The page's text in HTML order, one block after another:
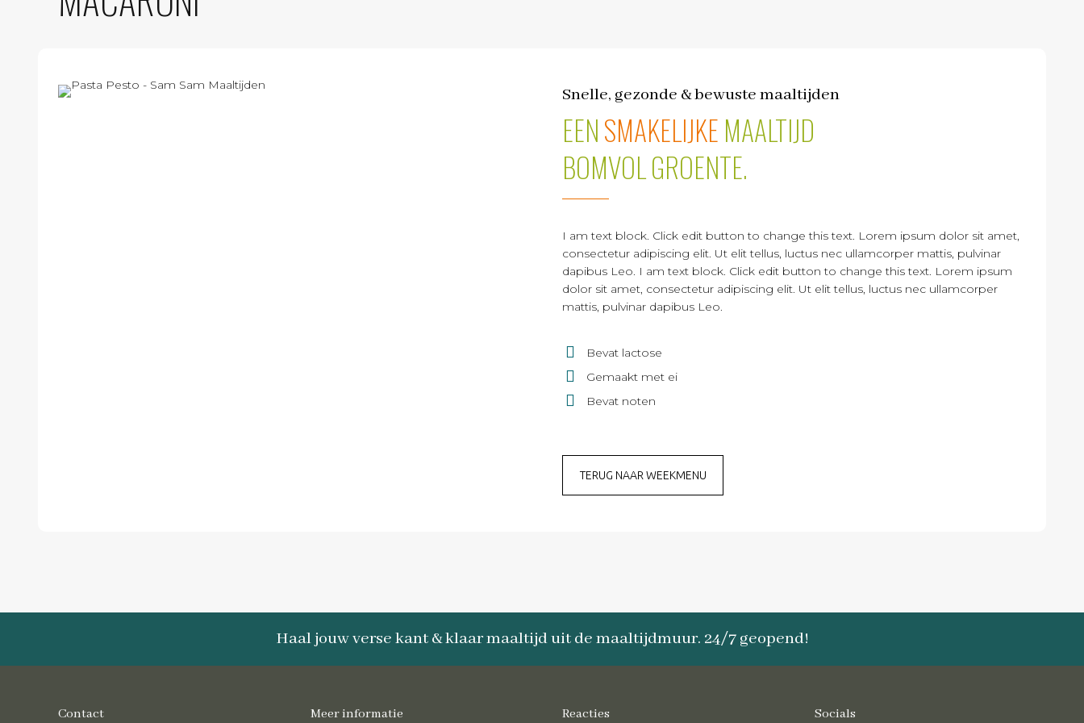
Snelle, gezonde & bewuste maaltijden
EENSMAKELIJKEMAALTIJD
BOMVOL GROENTE.
I am text block. Click edit button to change this text. Lorem ipsum dolor sit amet,
consectetur adipiscing elit. Ut elit tellus, luctus nec ullamcorper mattis, pulvinar
dapibus Leo. I am text block. Click edit button to change this text. Lorem ipsum
dolor sit amet, consectetur adipiscing elit. Ut elit tellus, luctus nec ullamcorper
mattis, pulvinar dapibus Leo.
Bevat lactose
Gemaakt met ei
Bevat noten
TERUG NAAR WEEKMENU
Haal jouw verse kant & klaar maaltijd uit de maaltijdmuur. 24/7 geopend!
Contact Meer informatie Reacties Socials